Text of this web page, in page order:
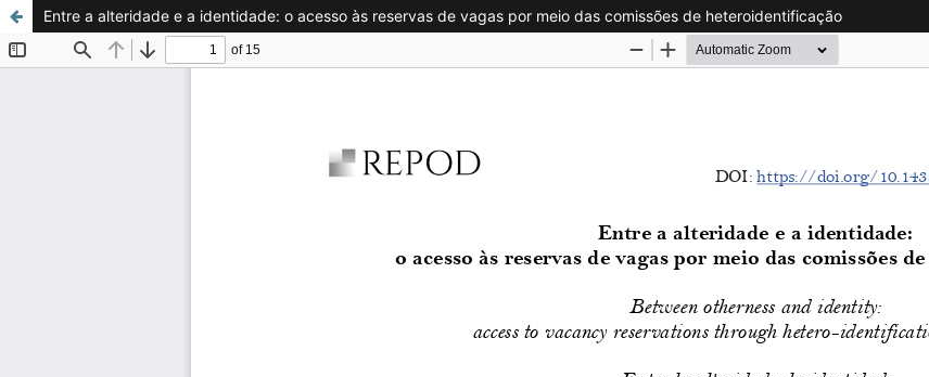
Entre a alteridade e a identidade: o acesso às reservas de vagas por meio das comissões de heteroidentificação